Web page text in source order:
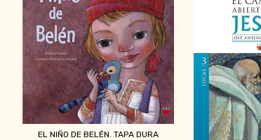
EL NIÑO DE BELÉN. TAPA DURA